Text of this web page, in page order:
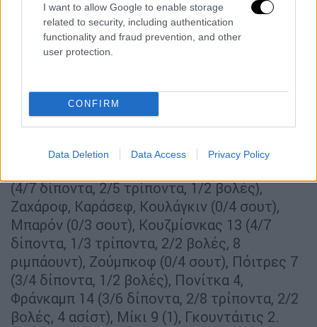
I want to allow Google to enable storage
related to security, including authentication
functionality and fraud prevention, and other
user protection.
CONFIRM
Data Deletion Data Access Privacy Policy
δίποντα, 2/6 βολές, 13 ριμπάουντ, 1 ασίστ, 2
λάθη, 4 μπλοκ), Μποχωρίδης, Παπαπέτρου 4
(0/5 δίποντα, 0/3 τρίποντα, 4/4 βολές, 3
ριμπάουντ, 3 λάθη), Φλόιντ, Νέντοβιτς 18
(1/1 δίποντο, 4/7 τρίποντα, 4/5 βολές, 5
(4/7 δίποντα, 2/5 τρίποντα, 1/2 βολές),
Ζαχάροφ, Καράσεφ, Κουλάγκιν (0/4 σουτ),
Μπαρόν (0/3 σουτ), Κουζμίσνκας 13 (4/7
δίποντα, 1/3 τρίποντα, 2/2 βολές, 8
ριμπάουντ), Ζούμπκοφ (0/4 σουτ), Πόιτρες 7
(3/4 δίποντα, 1/2 βολές), Πονίτκα 4,
Φράνκαμπ 14 (3/6 δίποντα, 2/8 τρίποντα, 2/2
βολές, 4 ασίστ), Μίκι 9 (1), Γκουντάιτις 2.